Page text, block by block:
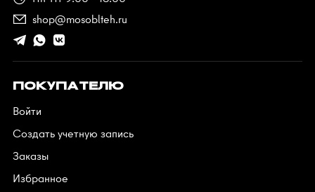
shop@mosoblteh.ru
ПОКУПАТЕЛЮ
Войти
Создать учетную запись
Заказы
Избранное